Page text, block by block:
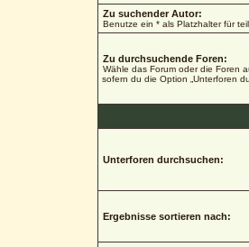
Zu suchender Autor:
Benutze ein * als Platzhalter für
Zu durchsuchende Foren:
Wähle das Forum oder die Foren
sofern du die Option „Unterforen
Unterforen durchsuchen:
Ergebnisse sortieren nach: